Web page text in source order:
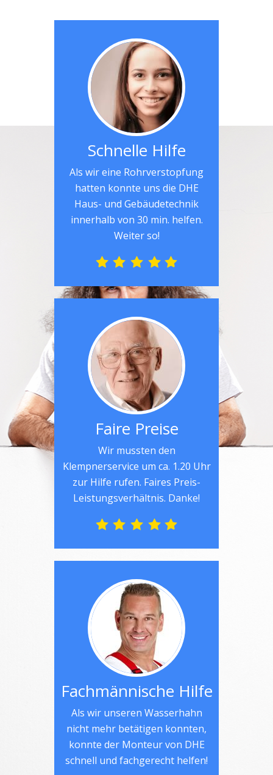
Schnelle Hilfe
Als wir eine Rohrverstopfung
hatten konnte uns die DHE
Haus- und Gebäudetechnik
innerhalb von 30 min. helfen.
Weiter so!
Faire Preise
Wir mussten den
Klempnerservice um ca. 1.20 Uhr
zur Hilfe rufen. Faires Preis-
Leistungsverhältnis. Danke!
Fachmännische Hilfe
Als wir unseren Wasserhahn
nicht mehr betätigen konnten,
konnte der Monteur von DHE
schnell und fachgerecht helfen!